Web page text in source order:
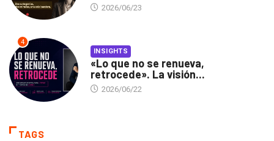
2026/06/23
4
INSIGHTS
«Lo que no se renueva,
retrocede». La visión...
2026/06/22
TAGS